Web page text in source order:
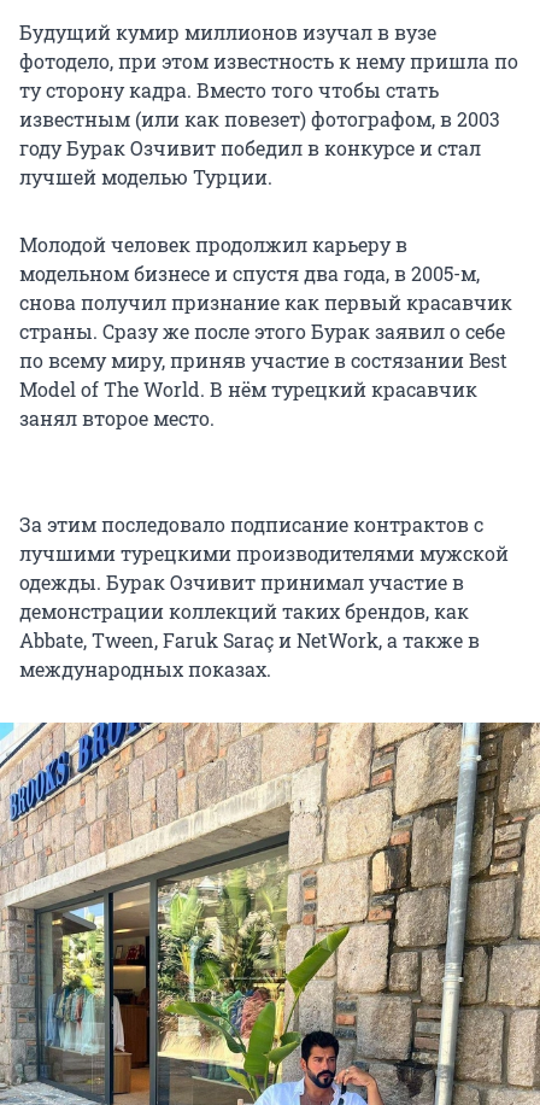
Будущий кумир миллионов изучал в вузе
фотодело, при этом известность к нему пришла по
ту сторону кадра. Вместо того чтобы стать
известным (или как повезет) фотографом, в 2003
году Бурак Озчивит победил в конкурсе и стал
лучшей моделью Турции.
Молодой человек продолжил карьеру в
модельном бизнесе и спустя два года, в 2005-м,
снова получил признание как первый красавчик
страны. Сразу же после этого Бурак заявил о себе
по всему миру, приняв участие в состязании Best
Model of The World. В нём турецкий красавчик
занял второе место.
За этим последовало подписание контрактов с
лучшими турецкими производителями мужской
одежды. Бурак Озчивит принимал участие в
демонстрации коллекций таких брендов, как
Abbate, Tween, Faruk Saraç и NetWork, а также в
международных показах.